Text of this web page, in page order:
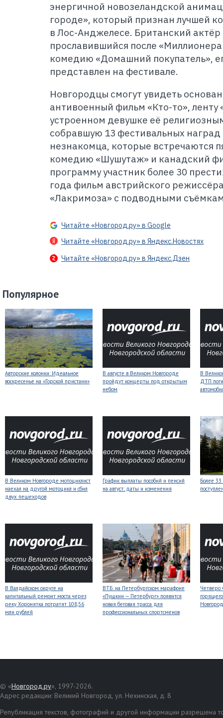
энергичной новозеландской
городе», который признан лучшей
в Лос-Анджелесе. Британский
прославившийся после
комедию «Домашний покупатель»,
представлен на фестивале.
Новгородцы смогут увидеть
антивоенный фильм «Кто-то»,
устроенном девушке её
собравшую 13 фестивальных
незнакомца, которые встречаются
комедию «Шушутаж» и канадский
программу участник более 30
года фильм австрийского
«Лакримоза» с подводными
Читайте «Новгород.ру» в Google
Читайте «Новгород.ру» в Яндекс.Новостях
Читайте «Новгород.ру» в Яндекс.Дзен
Популярное
Авторские колонки: Идеальное
воскресенье на «Горской пристани»
В августе в Великом Новгороде
пройдут концерты под открытым
небом
В
ДТП
В Великом Новгороде мотоциклист
наехал на другой мотоцикл и сбил
двух пешеходов
График выплаты пособий и пенсий
на август: даты и изменения
Более 33
В Валдайском округе на
капитальный ремонт моста через
реку Хоронятка потратят 108,56
млн рублей
ВТБ: на Петербургском марафоне
«Пушкин — Петербург» появится
новая беговая трасса для
профессиональных спортсменов
Четверо
© «Новгород.ру», 1997-2026.
Адрес редакции: Великий Новгород, ул. Нехинская, д. 8
Републикация текстов, фотографий и другой информации разрешена